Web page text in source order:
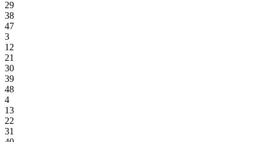
29
38
47
3
12
21
30
39
48
4
13
22
31